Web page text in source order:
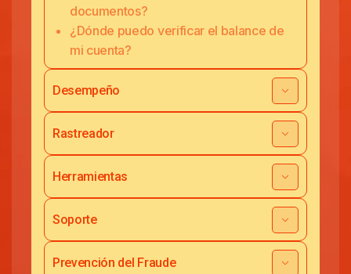
documentos?
¿Dónde puedo verificar el balance de
mi cuenta?
Desempeño
Rastreador
Herramientas
Soporte
Prevención del Fraude